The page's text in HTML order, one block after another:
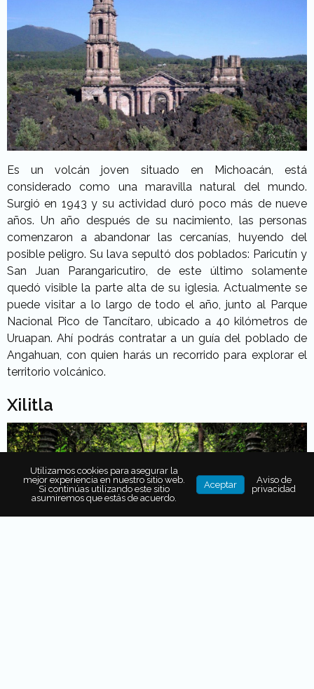
Es un volcán joven situado en Michoacán, está
considerado como una maravilla natural del mundo.
Surgió en 1943 y su actividad duró poco más de nueve
años. Un año después de su nacimiento, las personas
comenzaron a abandonar las cercanías, huyendo del
posible peligro. Su lava sepultó dos poblados: Paricutín y
San Juan Parangaricutiro, de este último solamente
quedó visible la parte alta de su iglesia. Actualmente se
puede visitar a lo largo de todo el año, junto al Parque
Nacional Pico de Tancítaro, ubicado a 40 kilómetros de
Uruapan. Ahí podrás contratar a un guía del poblado de
Angahuan, con quien harás un recorrido para explorar el
territorio volcánico.
Xilitla
Utilizamos cookies para asegurar la
mejor experiencia en nuestro sitio web.
Si continúas utilizando este sitio
asumiremos que estás de acuerdo.
Aceptar
Aviso de
privacidad